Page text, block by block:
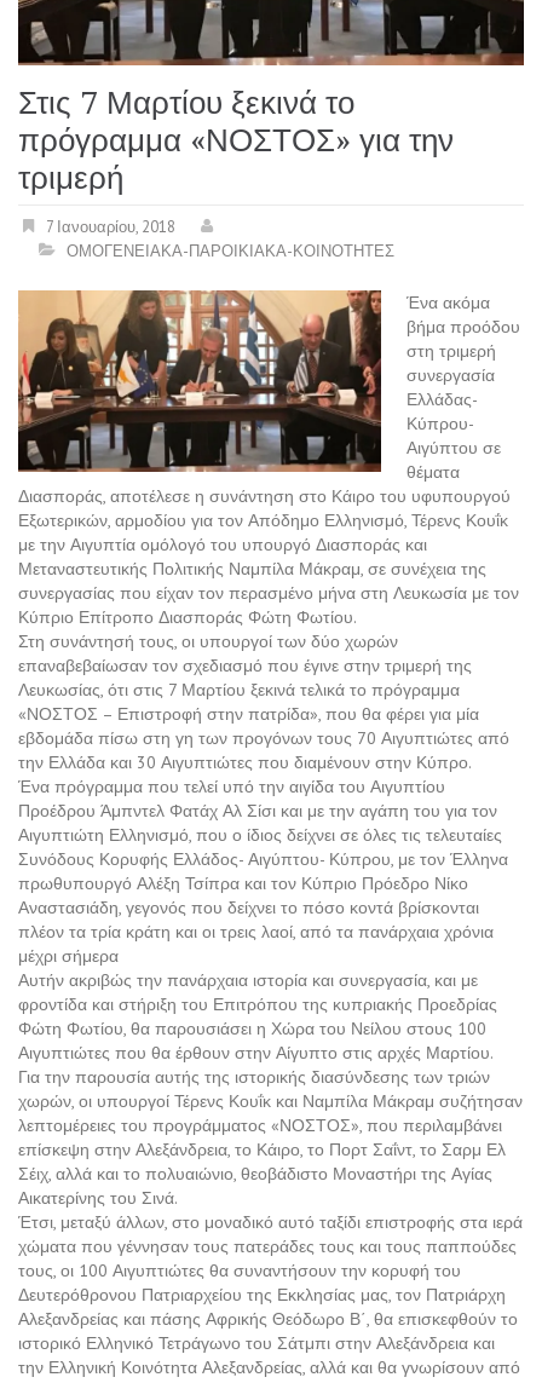
Στις 7 Μαρτίου ξεκινά το
πρόγραμμα «ΝΟΣΤΟΣ» για την
τριμερή
7 Ιανουαρίου, 2018
ΟΜΟΓΕΝΕΙΑΚΑ-ΠΑΡΟΙΚΙΑΚΑ-ΚΟΙΝΟΤΗΤΕΣ
Ένα ακόμα
βήμα προόδου
στη τριμερή
συνεργασία
Ελλάδας-
Κύπρου-
Αιγύπτου σε
θέματα
Διασποράς, αποτέλεσε η συνάντηση στο Κάιρο του υφυπουργού
Εξωτερικών, αρμοδίου για τον Απόδημο Ελληνισμό, Τέρενς Κουΐκ
με την Αιγυπτία ομόλογό του υπουργό Διασποράς και
Μεταναστευτικής Πολιτικής Ναμπίλα Μάκραμ, σε συνέχεια της
συνεργασίας που είχαν τον περασμένο μήνα στη Λευκωσία με τον
Κύπριο Επίτροπο Διασποράς Φώτη Φωτίου.
Στη συνάντησή τους, οι υπουργοί των δύο χωρών
επαναβεβαίωσαν τον σχεδιασμό που έγινε στην τριμερή της
Λευκωσίας, ότι στις 7 Μαρτίου ξεκινά τελικά το πρόγραμμα
«ΝΟΣΤΟΣ – Επιστροφή στην πατρίδα», που θα φέρει για μία
εβδομάδα πίσω στη γη των προγόνων τους 70 Αιγυπτιώτες από
την Ελλάδα και 30 Αιγυπτιώτες που διαμένουν στην Κύπρο.
Ένα πρόγραμμα που τελεί υπό την αιγίδα του Αιγυπτίου
Προέδρου Άμπντελ Φατάχ Αλ Σίσι και με την αγάπη του για τον
Αιγυπτιώτη Ελληνισμό, που ο ίδιος δείχνει σε όλες τις τελευταίες
Συνόδους Κορυφής Ελλάδος- Αιγύπτου- Κύπρου, με τον Έλληνα
πρωθυπουργό Αλέξη Τσίπρα και τον Κύπριο Πρόεδρο Νίκο
Αναστασιάδη, γεγονός που δείχνει το πόσο κοντά βρίσκονται
πλέον τα τρία κράτη και οι τρεις λαοί, από τα πανάρχαια χρόνια
μέχρι σήμερα
Αυτήν ακριβώς την πανάρχαια ιστορία και συνεργασία, και με
φροντίδα και στήριξη του Επιτρόπου της κυπριακής Προεδρίας
Φώτη Φωτίου, θα παρουσιάσει η Χώρα του Νείλου στους 100
Αιγυπτιώτες που θα έρθουν στην Αίγυπτο στις αρχές Μαρτίου.
Για την παρουσία αυτής της ιστορικής διασύνδεσης των τριών
χωρών, οι υπουργοί Τέρενς Κουΐκ και Ναμπίλα Μάκραμ συζήτησαν
λεπτομέρειες του προγράμματος «ΝΟΣΤΟΣ», που περιλαμβάνει
επίσκεψη στην Αλεξάνδρεια, το Κάιρο, το Πορτ Σαΐντ, το Σαρμ Ελ
Σέιχ, αλλά και το πολυαιώνιο, θεοβάδιστο Μοναστήρι της Αγίας
Αικατερίνης του Σινά.
Έτσι, μεταξύ άλλων, στο μοναδικό αυτό ταξίδι επιστροφής στα ιερά
χώματα που γέννησαν τους πατεράδες τους και τους παππούδες
τους, οι 100 Αιγυπτιώτες θα συναντήσουν την κορυφή του
Δευτερόθρονου Πατριαρχείου της Εκκλησίας μας, τον Πατριάρχη
Αλεξανδρείας και πάσης Αφρικής Θεόδωρο Β΄, θα επισκεφθούν το
ιστορικό Ελληνικό Τετράγωνο του Σάτμπι στην Αλεξάνδρεια και
την Ελληνική Κοινότητα Αλεξανδρείας, αλλά και θα γνωρίσουν από